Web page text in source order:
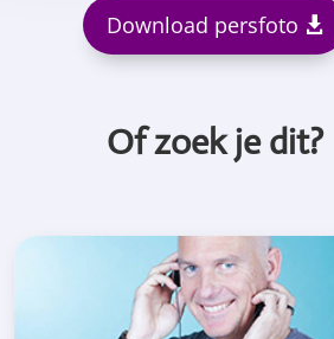
Download persfoto
Of zoek je dit?